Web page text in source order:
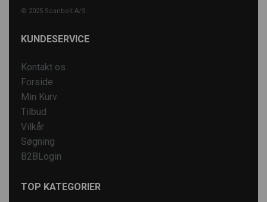
© 2025 Scanbolt A/S
KUNDESERVICE
Kontakt os
Forside
Min Kurv
Tilbud
Vilkår
Søgning
B2BLogin
TOP KATEGORIER